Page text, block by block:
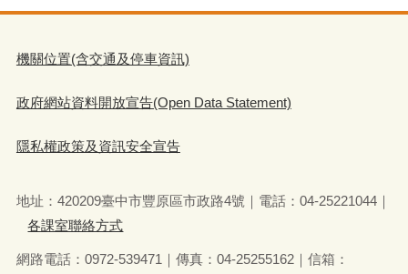
機關位置(含交通及停車資訊)
政府網站資料開放宣告(Open Data Statement)
隱私權政策及資訊安全宣告
地址：420209臺中市豐原區市政路4號｜電話：04-25221044｜
各課室聯絡方式
網路電話：0972-539471｜傳真：04-25255162｜信箱：